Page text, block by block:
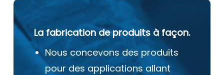
La fabrication de produits à façon.
Nous concevons des produits
pour des applications allant